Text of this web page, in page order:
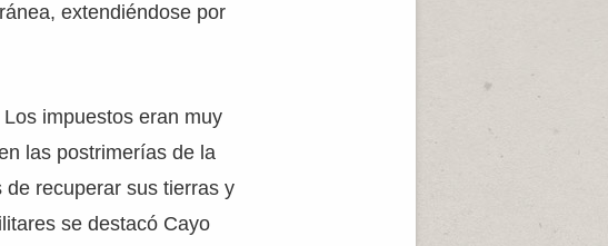
extendiéndose por
impuestos eran muy
las postrimerías de la
recuperar sus tierras y
se destacó Cayo